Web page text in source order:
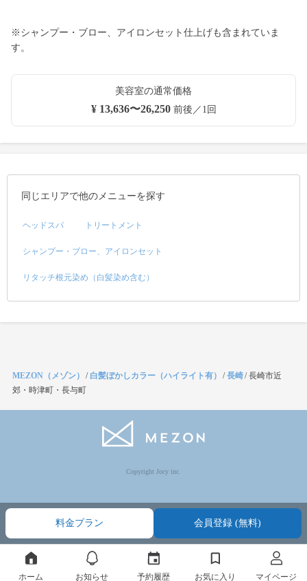
※シャンプー・ブロー、アイロンセット仕上げも含まれていま
す。
美容室の通常価格
¥ 13,636〜26,250前後／1回
同じエリアで他のメニューを探す
ヘッドスパ トリートメント
シャンプー・ブロー、アイロンセット
リタッチ根元染め（白髪染め含む）
料金プラン 会員登録 (無料)
MEZON（メゾン） / 白髪ぼかしカラー（ハイライト有） /長崎/長崎市近
郊・時津町・長与町
Copyright Jocy inc.
ホーム お知らせ 予約履歴 お気に入り マイページ